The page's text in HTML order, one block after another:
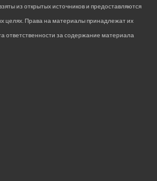
из открытых источников и предоставляются
целях. Права на материалы принадлежат их
ответственности за содержание материала